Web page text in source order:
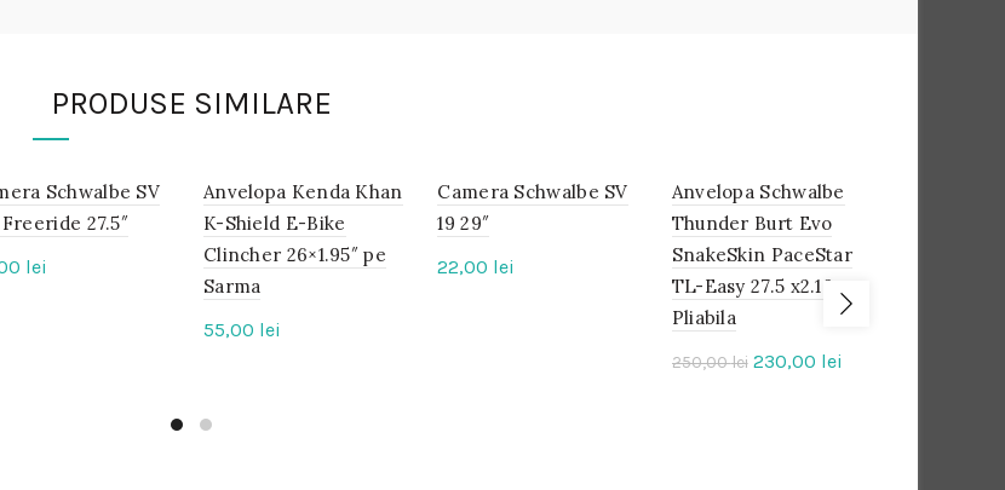
PRODUSE SIMILARE
Schwalbe SV
Freeride 27.5″
lei
IN
STOC
Anvelopa Kenda Khan
K-Shield E-Bike
Clincher 26×1.95″ pe
Sarma
55,00 lei
IN
STOC
Camera Schwalbe SV
19 29″
22,00 lei -8%
IN
STOC
Anvelopa Schwalbe
Thunder Burt Evo
SnakeSkin PaceStar
TL-Easy 27.5 x2.10
Pliabila
250,00lei Prețul
230,00 lei